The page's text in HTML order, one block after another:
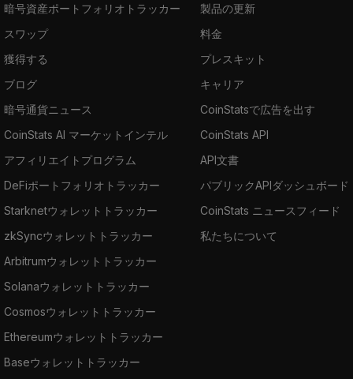
暗号資産ポートフォリオトラッカー
スワップ
獲得する
ブログ
暗号通貨ニュース
CoinStats AI マーケットインテル
アフィリエイトプログラム
DeFiポートフォリオトラッカー
Starknetウォレットトラッカー
zkSyncウォレットトラッカー
Arbitrumウォレットトラッカー
Solanaウォレットトラッカー
Cosmosウォレットトラッカー
Ethereumウォレットトラッカー
Baseウォレットトラッカー
製品の更新
料金
プレスキット
キャリア
CoinStatsで広告を出す
CoinStats API
API文書
パブリックAPIダッシュボード
CoinStats ニュースフィード
私たちについて